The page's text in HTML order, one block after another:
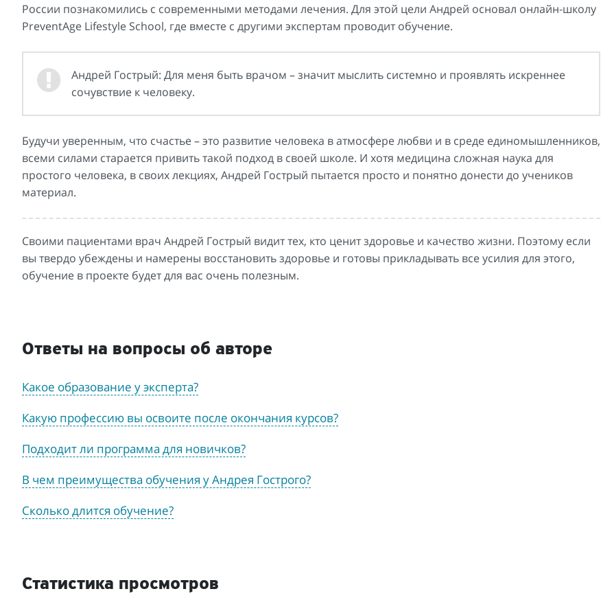
России познакомились с современными методами лечения. Для этой цели Андрей основал онлайн-школу
PreventAge Lifestyle School, где вместе с другими экспертам проводит обучение.
Андрей Гострый: Для меня быть врачом – значит мыслить системно и проявлять искреннее
сочувствие к человеку.
Будучи уверенным, что счастье – это развитие человека в атмосфере любви и в среде единомышленников,
всеми силами старается привить такой подход в своей школе. И хотя медицина сложная наука для
простого человека, в своих лекциях, Андрей Гострый пытается просто и понятно донести до учеников
материал.
Своими пациентами врач Андрей Гострый видит тех, кто ценит здоровье и качество жизни. Поэтому если
вы твердо убеждены и намерены восстановить здоровье и готовы прикладывать все усилия для этого,
обучение в проекте будет для вас очень полезным.
Ответы на вопросы об авторе
Какое образование у эксперта?
Какую профессию вы освоите после окончания курсов?
Подходит ли программа для новичков?
В чем преимущества обучения у Андрея Гострого?
Сколько длится обучение?
Статистика просмотров